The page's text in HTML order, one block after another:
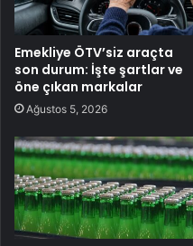
Emekliye ÖTV’siz araçta
son durum: İşte şartlar ve
öne çıkan markalar
Ağustos 5, 2026